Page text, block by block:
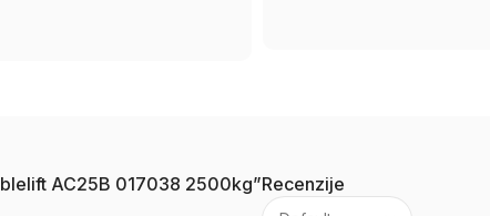
Recenzije
AC25B 017038 2500kg”